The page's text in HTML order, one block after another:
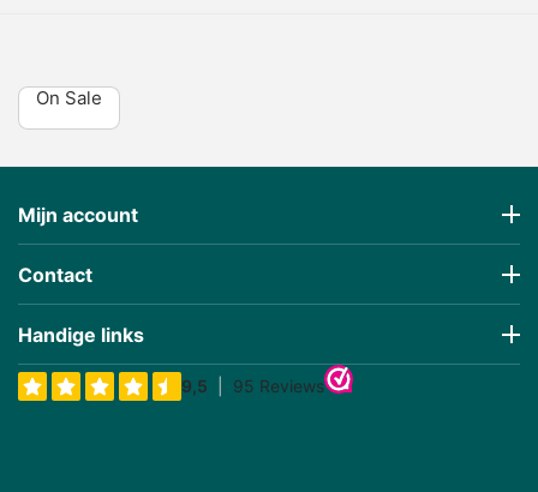
On Sale
Mijn account
Contact
Handige links